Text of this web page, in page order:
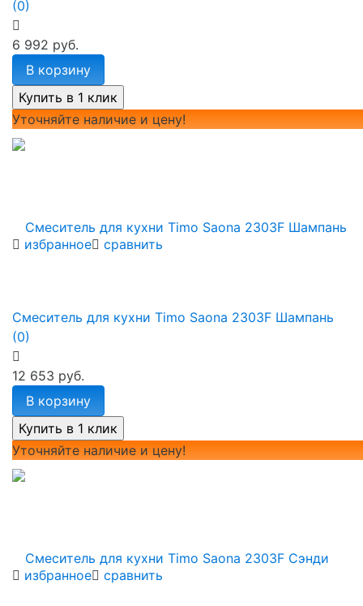
избранное сравнить
(0)
6 992 руб.
В корзину
Уточняйте наличие и цену!
избранное сравнить
Смеситель для кухни Timo Saona 2303F Шампань
(0)
12 653 руб.
В корзину
Уточняйте наличие и цену!